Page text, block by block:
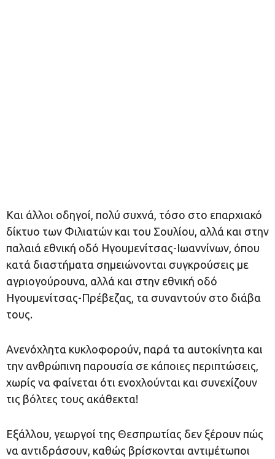
Και άλλοι οδηγοί, πολύ συχνά, τόσο στο επαρχιακό
δίκτυο των Φιλιατών και του Σουλίου, αλλά και στην
παλαιά εθνική οδό Ηγουμενίτσας-Ιωαννίνων, όπου
κατά διαστήματα σημειώνονται συγκρούσεις με
αγριογούρουνα, αλλά και στην εθνική οδό
Ηγουμενίτσας-Πρέβεζας, τα συναντούν στο διάβα
τους.
Ανενόχλητα κυκλοφορούν, παρά τα αυτοκίνητα και
την ανθρώπινη παρουσία σε κάποιες περιπτώσεις,
χωρίς να φαίνεται ότι ενοχλούνται και συνεχίζουν
τις βόλτες τους ακάθεκτα!
Εξάλλου, γεωργοί της Θεσπρωτίας δεν ξέρουν πώς
να αντιδράσουν, καθώς βρίσκονται αντιμέτωποι